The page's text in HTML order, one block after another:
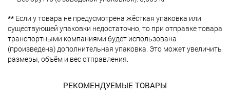
** Если у товара не предусмотрена жёсткая упаковка или
существующей упаковки недостаточно, то при отправке товара
транспортными компаниями будет использована
(произведена) дополнительная упаковка. Это может увеличить
размеры, объём и вес отправления.
РЕКОМЕНДУЕМЫЕ ТОВАРЫ